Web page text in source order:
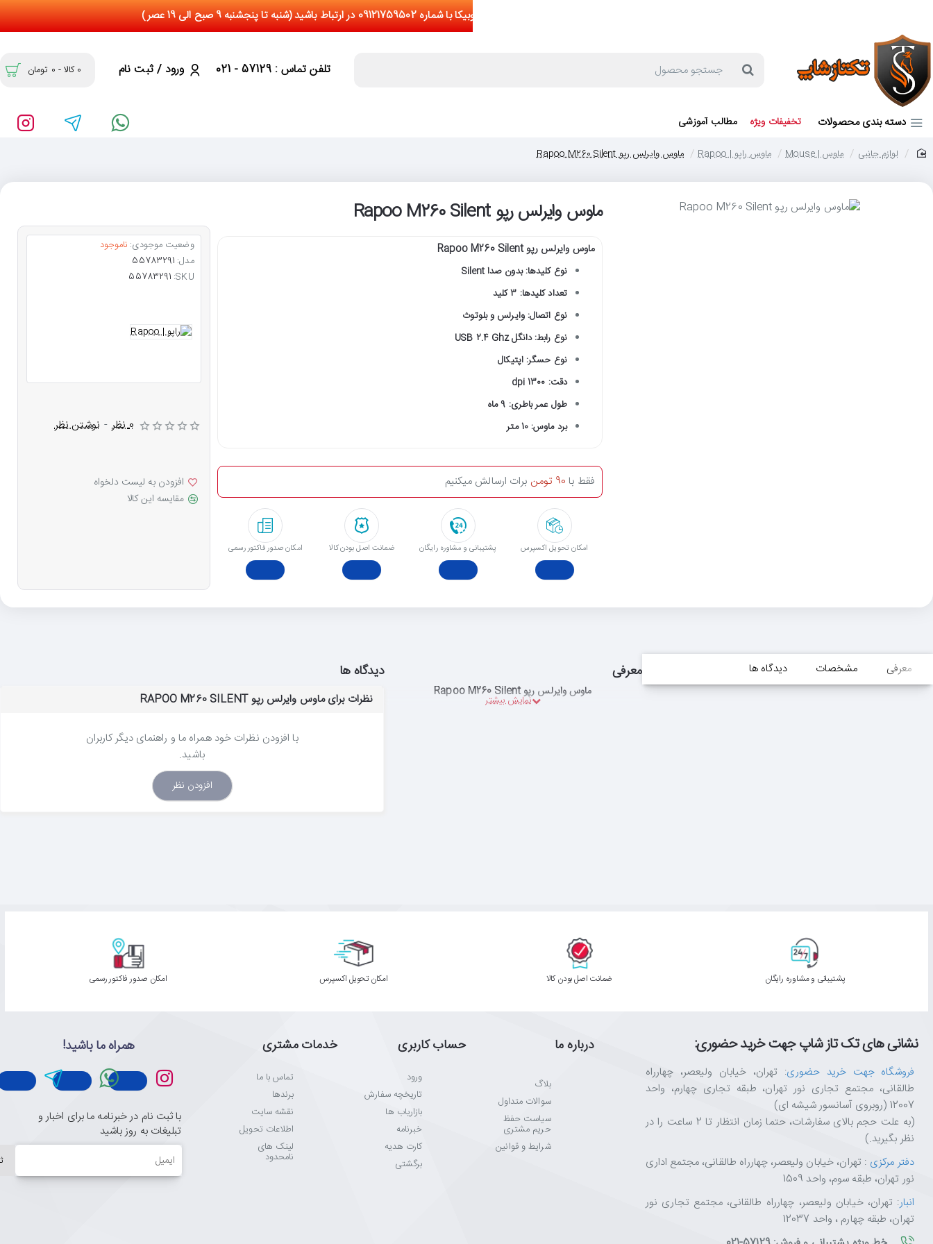
جستجو
تلفن تماس : 57129 - 021 ورود / ثبت نام 0 کالا - 0 تومان
دسته بندی محصولات تخفیفات ویژه مطالب آموزشی
لوازم جانبی ماوس | Mouse ماوس راپو | Rapoo ماوس وایرلس رپو Rapoo M260 Silent
ماوس وایرلس رپو Rapoo M260 Silent
ماوس وایرلس رپو Rapoo M260 Silent
نوع کلیدها: بدون صدا Silent
تعداد کلیدها: 3 کلید
نوع اتصال: وایرلس و بلوتوث
نوع رابط: دانگل USB 2.4 Ghz
نوع حسگر: اپتیکال
دقت: 1300 dpi
طول عمر باطری: 9 ماه
برد ماوس: 10 متر
امکان تحویل اکسپرس پشتیبانی و مشاوره رایگان ﺿﻤﺎﻧﺖ اﺻﻞ ﺑﻮدن ﮐﺎﻟﺎ امکان صدور فاکتور رسمی
فقط با 90 تومن برات ارسالش میکنیم
وضعیت موجودی: ناموجود
مدل: 55783291
SKU:
55783291
0 نظر - نوشتن نظر
افزودن به لیست دلخواه
مقایسه این کالا
معرفی مشخصات دیدگاه ها معرفی
ماوس وایرلس رپو Rapoo M260 Silent
دیدگاه ها
نظرات برای ماوس وایرلس رپو RAPOO M260 SILENT
با افزودن نظرات خود همراه ما و راهنمای دیگر کاربران
باشید.
افزودن نظر
پشتیبانی و مشاوره رایگان ﺿﻤﺎﻧﺖ اﺻﻞ ﺑﻮدن ﮐﺎﻟﺎ اﻣﮑﺎن ﺗﺤﻮﯾﻞ اﮐﺴﭙﺮس امکان صدور فاکتور رسمی
نشانی های تک تاز شاپ جهت خرید حضوری:
فروشگاه جهت خرید حضوری: تهران، خیابان ولیعصر، چهارراه
طالقانی، مجتمع تجاری نور تهران، طبقه تجاری چهارم، واحد
12007 (روبروی آسانسور شیشه ای)
(به علت حجم بالای سفارشات، حتما زمان انتظار تا 2 ساعت را در
نظر بگیرید.)
دفتر مرکزی : تهران، خیابان ولیعصر، چهارراه طالقانی، مجتمع اداری
نور تهران، طبقه سوم، واحد 1509
انبار: تهران، خیابان ولیعصر، چهارراه طالقانی، مجتمع تجاری نور
تهران، طبقه چهارم ، واحد 12037
درباره ما
بلاگ
سوالات متداول
سیاست حفظ
حریم مشتری
شرایط و قوانین
حساب کاربری
ورود
تاریخچه سفارش
بازاریاب ها
خبرنامه
کارت هدیه
برگشتی
خدمات مشتری
تماس با ما
برندها
نقشه سایت
اطلاعات تحویل
لینک های
نامحدود
همراه ما باشید!
با ثبت نام در خبرنامه ما برای اخبار و
تبلیغات به روز باشید
ایمیل